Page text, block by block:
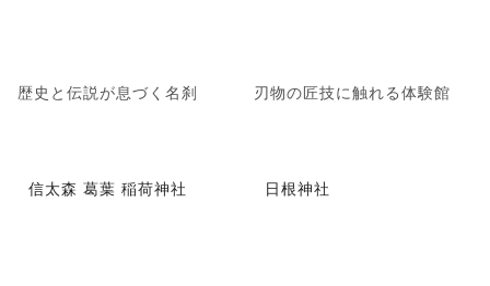
歴史と伝説が息づく名刹 刃物の匠技に触れる体験館
信太森 葛葉 稲荷神社 日根神社